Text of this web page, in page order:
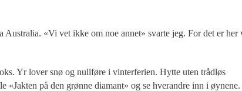
Australia. «Vi vet ikke om noe annet» svarte jeg. For det er her
Yr lover snø og nullføre i vinterferien. Hytte uten trådløs
på den grønne diamant» og se hverandre inn i øynene.